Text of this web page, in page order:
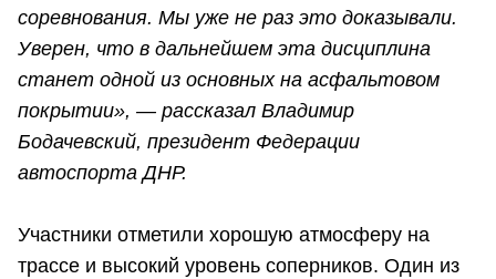
соревнования. Мы уже не раз это доказывали.
Уверен, что в дальнейшем эта дисциплина
станет одной из основных на асфальтовом
покрытии», — рассказал Владимир
Бодачевский, президент Федерации
автоспорта ДНР.
Участники отметили хорошую атмосферу на
трассе и высокий уровень соперников. Один из